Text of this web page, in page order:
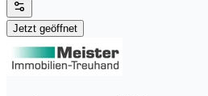
Jetzt geöffnet